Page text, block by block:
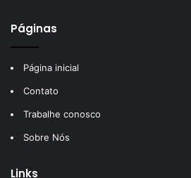
Páginas
Página inicial
Contato
Trabalhe conosco
Sobre Nós
Links